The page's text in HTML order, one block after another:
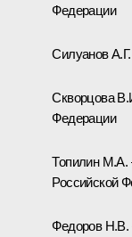
Федерации
Силуанов
Скворцова
Федерации
Топилин М.А.
Российской
Федоров Н.В.